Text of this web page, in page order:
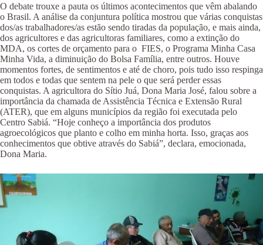
O debate trouxe a pauta os últimos acontecimentos que vêm abalando
o Brasil. A análise da conjuntura política mostrou que várias conquistas
dos/as trabalhadores/as estão sendo tiradas da população, e mais ainda,
dos agricultores e das agricultoras familiares, como a extinção do
MDA, os cortes de orçamento para o FIES, o Programa Minha Casa
Minha Vida, a diminuição do Bolsa Família, entre outros. Houve
momentos fortes, de sentimentos e até de choro, pois tudo isso respinga
em todos e todas que sentem na pele o que será perder essas
conquistas. A agricultora do Sítio Juá, Dona Maria José, falou sobre a
importância da chamada de Assistência Técnica e Extensão Rural
(ATER), que em alguns municípios da região foi executada pelo
Centro Sabiá. “Hoje conheço a importância dos produtos
agroecológicos que planto e colho em minha horta. Isso, graças aos
conhecimentos que obtive através do Sabiá”, declara, emocionada,
Dona Maria.